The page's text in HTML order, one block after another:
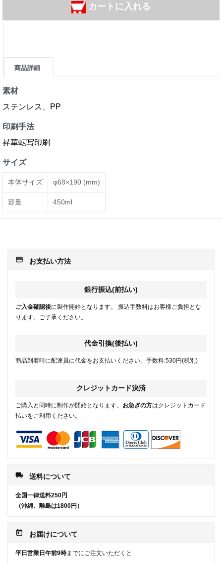
カートに入れる
商品詳細
素材
ステンレス、PP
印刷手法
昇華転写印刷
サイズ
本体サイズ φ68×190 (mm)
容量 450ml
payment お支払い方法
銀行振込(前払い)
ご入金確認後に製作開始となります。 振込手数料はお客様ご負担とな
ります。ご了承ください。
代金引換(後払い)
商品到着時に配達員に代金をお支払いください。手数料:530円(税別)
クレジットカード決済
ご購入と同時に制作が開始となります。 お急ぎの方はクレジットカード
払いをご利用ください。
local_shipping 送料について
全国一律送料250円
（沖縄、離島は1800円）
today お届けについて
平日営業日午前9時までにご注文いただくと